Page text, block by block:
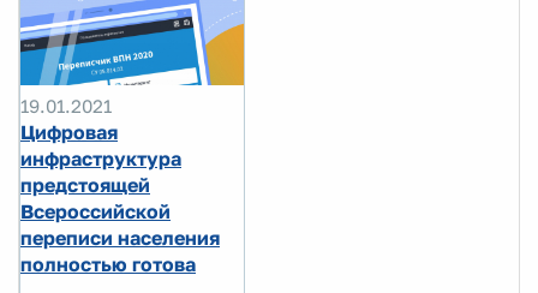
19.01.2021
Цифровая
инфраструктура
предстоящей
Всероссийской
переписи населения
полностью готова